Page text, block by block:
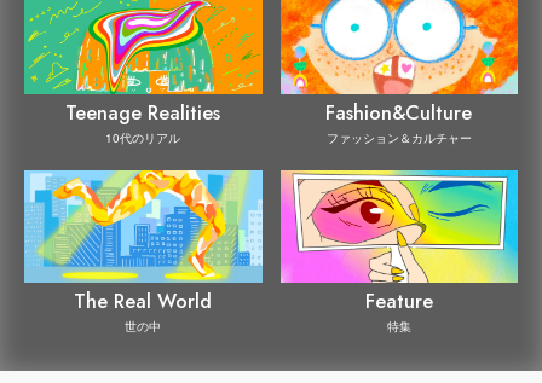
Teenage Realities
10代のリアル
Fashion&Culture
ファッション＆カルチャー
The Real World
世の中
Feature
特集